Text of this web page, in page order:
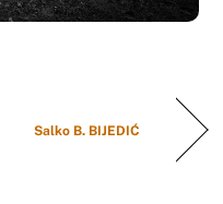
Salko B. BIJEDIĆ